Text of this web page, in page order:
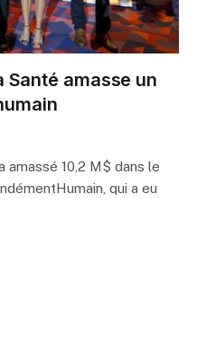
Santé amasse un
amassé 10,2 M$ dans le
qui a eu